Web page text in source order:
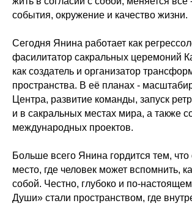
события, окружение и качество жизни.
Сегодня Янина работает как
фасилитатор сакральных церемоний
как создатель и организатор
пространства. В её планах -
Центра, развитие команды, запуск
и в сакральных местах мира, а также
международных проектов.
Больше всего Янина гордится тем, что
место, где человек может вспомнить,
собой. Честно, глубоко и по-
Души» стали пространством, где